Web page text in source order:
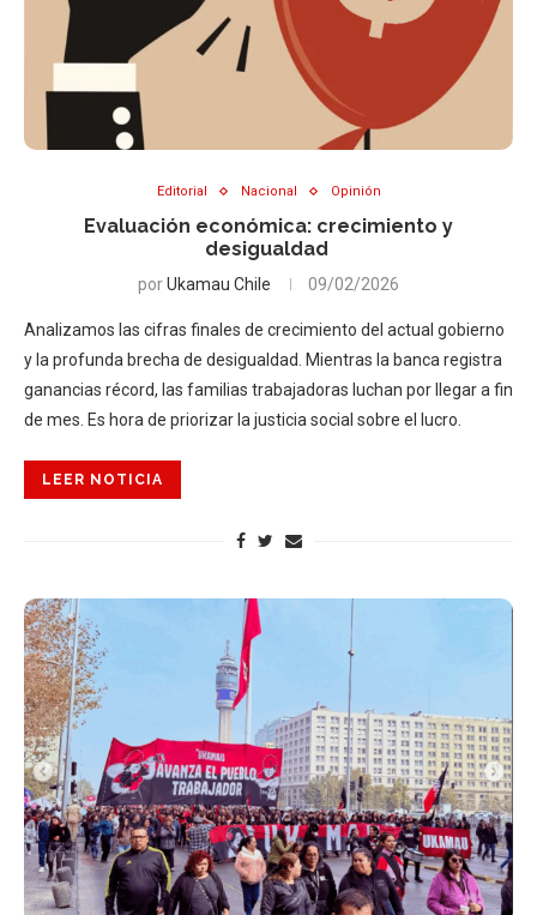
Editorial Nacional Opinión
Evaluación económica: crecimiento y
desigualdad
porUkamau Chile 09/02/2026
Analizamos las cifras finales de crecimiento del actual gobierno
y la profunda brecha de desigualdad. Mientras la banca registra
ganancias récord, las familias trabajadoras luchan por llegar a fin
de mes. Es hora de priorizar la justicia social sobre el lucro.
LEER NOTICIA